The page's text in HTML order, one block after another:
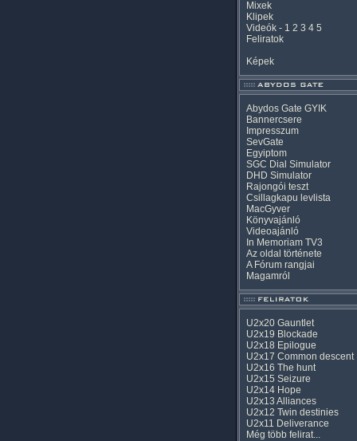
Mixek
Klipek
Videók - 1 2 3 4 5
Feliratok
Képek
Abydos Gate GYIK
Bannercsere
Impresszum
SevGate
Egyiptom
SGC Dial Simulator
DHD Simulator
Rajongói teszt
Csillagkapu levlista
MacGyver
Könyvajánló
Videoajánló
In Memoriam TV3
Az oldal története
A Fórum rangjai
Magamról
U2x20 Gauntlet
U2x19 Blockade
U2x18 Epilogue
U2x17 Common descent
U2x16 The hunt
U2x15 Seizure
U2x14 Hope
U2x13 Alliances
U2x12 Twin destinies
U2x11 Deliverance
Még több felirat...